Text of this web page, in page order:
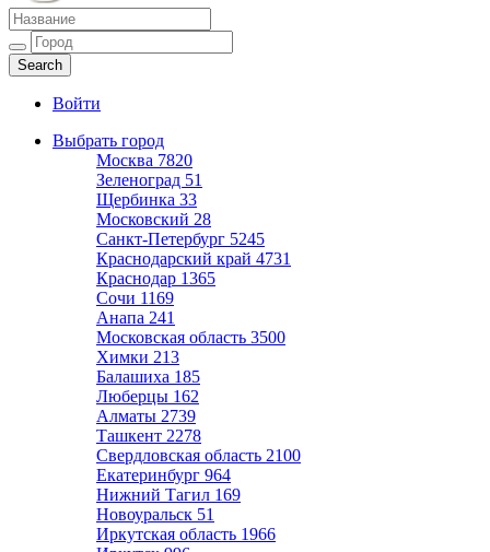
Все кафе города
Каталог хороших кафе
Войти
Выбрать город
Москва 7820
Зеленоград 51
Щербинка 33
Московский 28
Санкт-Петербург 5245
Краснодарский край 4731
Краснодар 1365
Сочи 1169
Анапа 241
Московская область 3500
Химки 213
Балашиха 185
Люберцы 162
Алматы 2739
Ташкент 2278
Свердловская область 2100
Екатеринбург 964
Нижний Тагил 169
Новоуральск 51
Иркутская область 1966